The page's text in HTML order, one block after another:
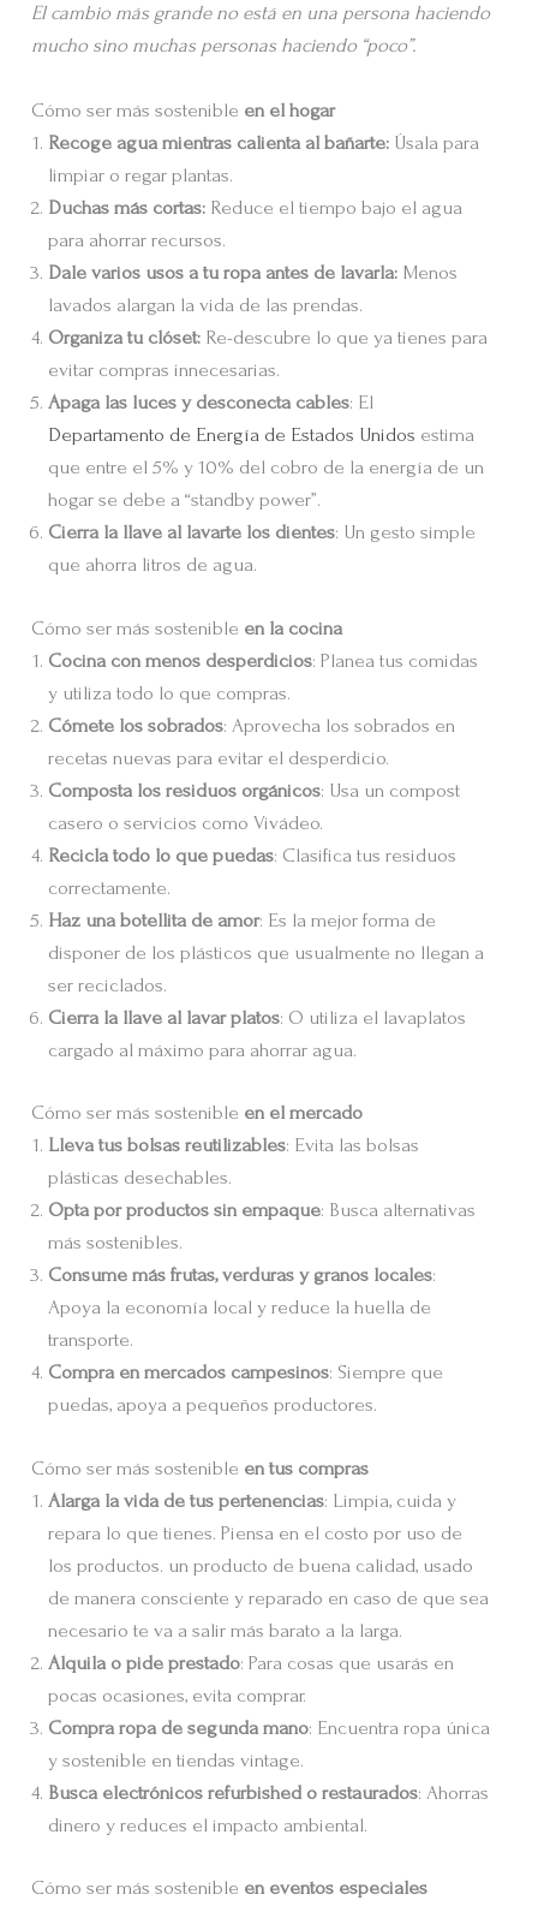
El cambio más grande no está en una persona haciendo
mucho sino muchas personas haciendo “poco”.
Cómo ser más sostenible en el hogar
Recoge agua mientras calienta al bañarte: Úsala para
limpiar o regar plantas.
Duchas más cortas:Reduce el tiempo bajo el agua
para ahorrar recursos.
Dale varios usos a tu ropa antes de lavarla: Menos
lavados alargan la vida de las prendas.
Organiza tu clóset:Re-descubre lo que ya tienes para
evitar compras innecesarias.
Apaga las luces y desconecta cables: El
Departamento de Energía de Estados Unidos estima
que entre el 5% y 10% del cobro de la energía de un
hogar se debe a “standby power”.
Cierra la llave al lavarte los dientes: Un gesto simple
que ahorra litros de agua.
Cómo ser más sostenible en la cocina
Cocina con menos desperdicios: Planea tus comidas
y utiliza todo lo que compras.
Cómete los sobrados: Aprovecha los sobrados en
recetas nuevas para evitar el desperdicio.
Composta los residuos orgánicos: Usa un compost
casero o servicios como Vivádeo.
Recicla todo lo que puedas: Clasifica tus residuos
correctamente.
Haz una botellita de amor: Es la mejor forma de
disponer de los plásticos que usualmente no llegan a
ser reciclados.
Cierra la llave al lavar platos: O utiliza el lavaplatos
cargado al máximo para ahorrar agua.
Cómo ser más sostenible en el mercado
Lleva tus bolsas reutilizables: Evita las bolsas
plásticas desechables.
Opta por productos sin empaque: Busca alternativas
más sostenibles.
Consume más frutas, verduras y granos locales:
Apoya la economía local y reduce la huella de
transporte.
Compra en mercados campesinos: Siempre que
puedas, apoya a pequeños productores.
Cómo ser más sostenible en tus compras
Alarga la vida de tus pertenencias: Limpia, cuida y
repara lo que tienes. Piensa en el costo por uso de
los productos. un producto de buena calidad, usado
de manera consciente y reparado en caso de que sea
necesario te va a salir más barato a la larga.
Alquila o pide prestado: Para cosas que usarás en
pocas ocasiones, evita comprar.
Compra ropa de segunda mano: Encuentra ropa única
y sostenible en tiendas vintage.
Busca electrónicos refurbished o restaurados: Ahorras
dinero y reduces el impacto ambiental.
Cómo ser más sostenible en eventos especiales